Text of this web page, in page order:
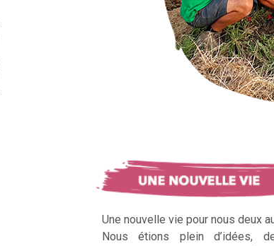
Une nouvelle vie pour nous deux
Nous étions plein d’idées,